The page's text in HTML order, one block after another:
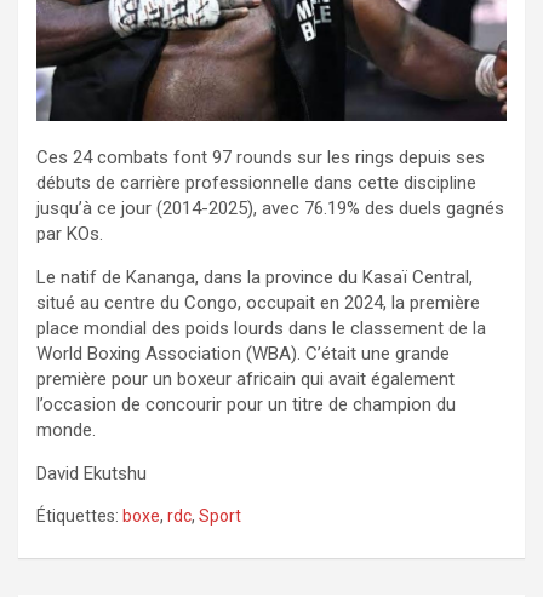
Ces 24 combats font 97 rounds sur les rings depuis ses
débuts de carrière professionnelle dans cette discipline
jusqu’à ce jour (2014-2025), avec 76.19% des duels gagnés
par KOs.
Le natif de Kananga, dans la province du Kasaï Central,
situé au centre du Congo, occupait en 2024, la première
place mondial des poids lourds dans le classement de la
World Boxing Association (WBA). C’était une grande
première pour un boxeur africain qui avait également
l’occasion de concourir pour un titre de champion du
monde.
David Ekutshu
Étiquettes: boxe, rdc, Sport